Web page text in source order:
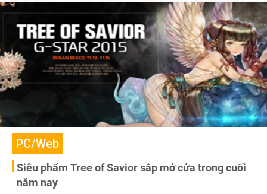
PC/Web
Siêu phẩm Tree of Savior sắp mở cửa trong cuối
năm nay